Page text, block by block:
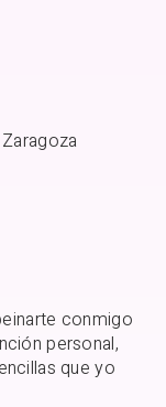
conmigo
personal,
que yo